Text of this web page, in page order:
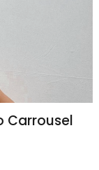
Carrousel